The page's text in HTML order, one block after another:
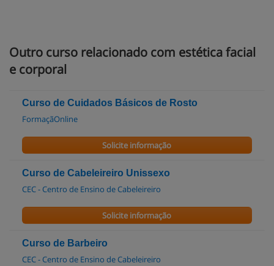
Outro curso relacionado com estética facial
e corporal
Curso de Cuidados Básicos de Rosto
FormaçãOnline
Solicite informação
Curso de Cabeleireiro Unissexo
CEC - Centro de Ensino de Cabeleireiro
Solicite informação
Curso de Barbeiro
CEC - Centro de Ensino de Cabeleireiro